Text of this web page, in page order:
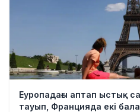
Еуропадағы аптап ыстық
тауып, Францияда екі